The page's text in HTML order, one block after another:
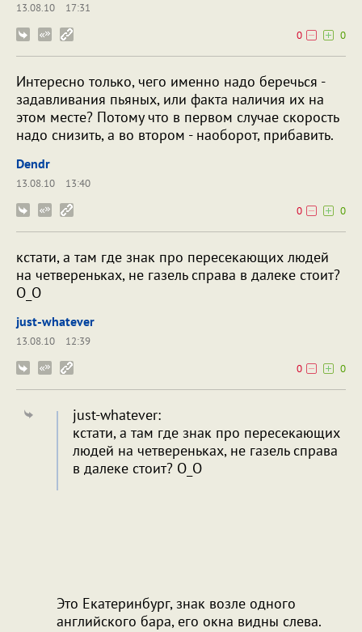
13.08.10
17:31
0
0
Интересно только, чего именно надо беречься -
задавливания пьяных, или факта наличия их на
этом месте? Потому что в первом случае скорость
надо снизить, а во втором - наоборот, прибавить.
Dendr
13.08.10
13:40
0
0
кстати, а там где знак про пересекающих людей
на четвереньках, не газель справа в далеке стоит?
О_О
just-whatever
13.08.10
12:39
0
0
just-whatever:
кстати, а там где знак про пересекающих
людей на четвереньках, не газель справа
в далеке стоит? О_О
Это Екатеринбург, знак возле одного
английского бара, его окна видны слева.